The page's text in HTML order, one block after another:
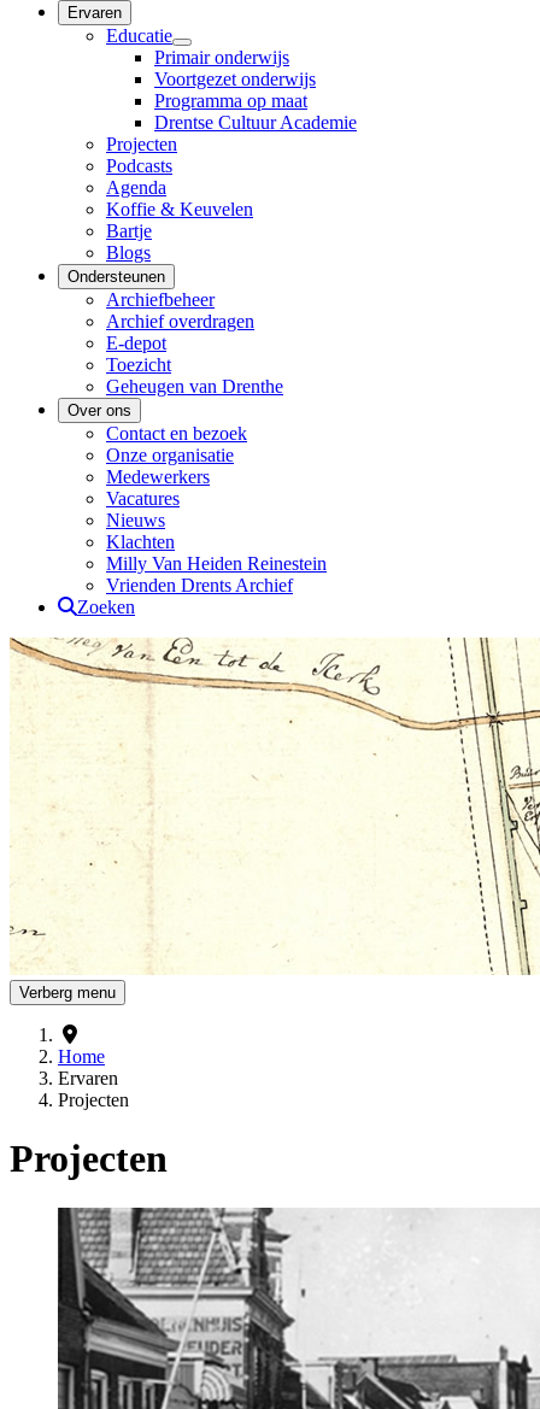
Ervaren
Educatie
Primair onderwijs
Voortgezet onderwijs
Programma op maat
Drentse Cultuur Academie
Projecten
Podcasts
Agenda
Koffie & Keuvelen
Bartje
Blogs
Ondersteunen
Archiefbeheer
Archief overdragen
E-depot
Toezicht
Geheugen van Drenthe
Over ons
Contact en bezoek
Onze organisatie
Medewerkers
Vacatures
Nieuws
Klachten
Milly Van Heiden Reinestein
Vrienden Drents Archief
Zoeken
Verberg menu
Home
Ervaren
Projecten
Projecten